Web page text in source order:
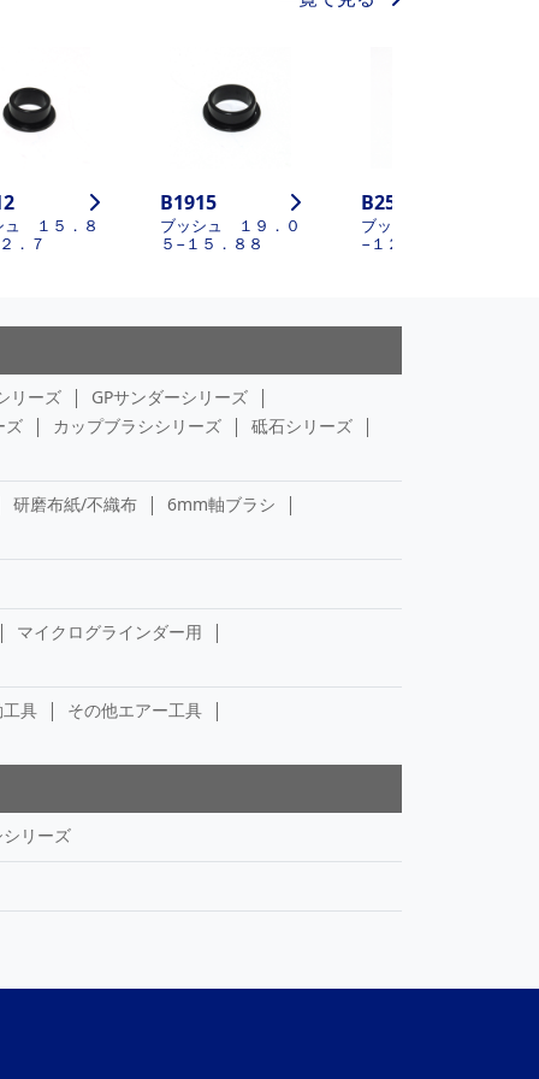
ュ １５．８
．７
B1915
ブッシュ １９．０
５−１５．８８
B2512
ブッシュ ２５．４
−１２．７
リーズ
GPサンダーシリーズ
ズ カップブラシシリーズ
砥石シリーズ
研磨布紙/不織布
6mm軸ブラシ
マイクログラインダー用
具
その他エアー工具
リーズ